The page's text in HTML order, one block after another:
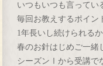
いつもいつも言ってい
毎回お教えするポイン
1年長いし続けられる
春のお針はじめご一緒
シーズンⅠから受講で